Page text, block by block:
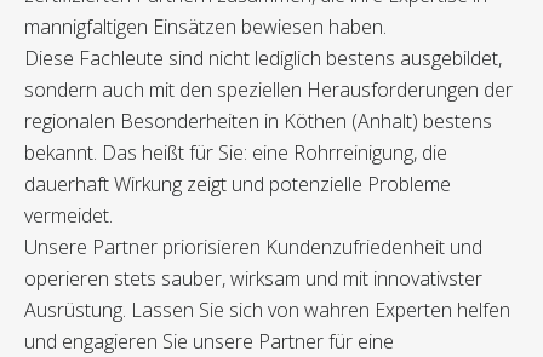
mannigfaltigen Einsätzen bewiesen haben.
Diese Fachleute sind nicht lediglich bestens ausgebildet,
sondern auch mit den speziellen Herausforderungen der
regionalen Besonderheiten in Köthen (Anhalt) bestens
bekannt. Das heißt für Sie: eine Rohrreinigung, die
dauerhaft Wirkung zeigt und potenzielle Probleme
vermeidet.
Unsere Partner priorisieren Kundenzufriedenheit und
operieren stets sauber, wirksam und mit innovativster
Ausrüstung. Lassen Sie sich von wahren Experten helfen
und engagieren Sie unsere Partner für eine